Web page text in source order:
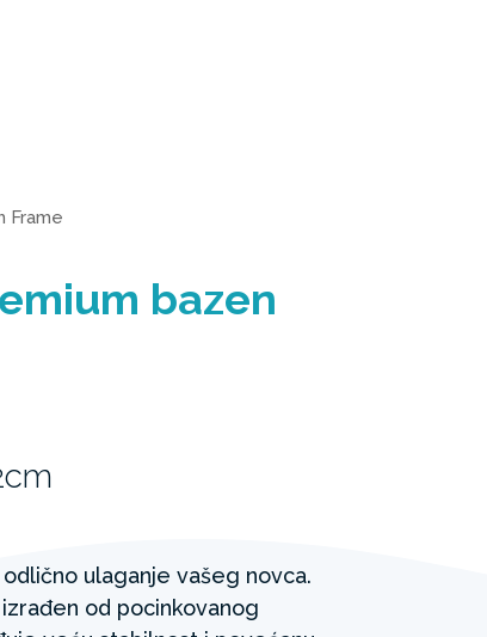
Frame
bazen
ulaganje vašeg novca.
od pocinkovanog